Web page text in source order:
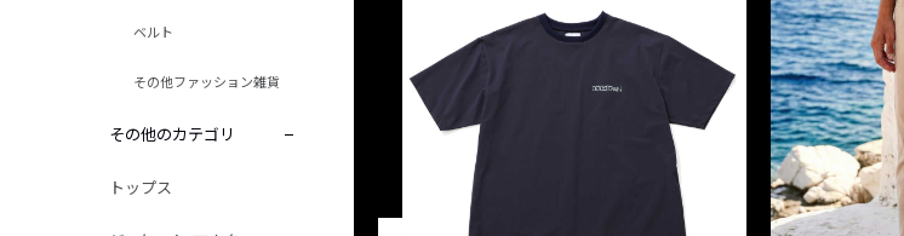
ベルト
その他ファッション雑貨
その他のカテゴリ
トップス